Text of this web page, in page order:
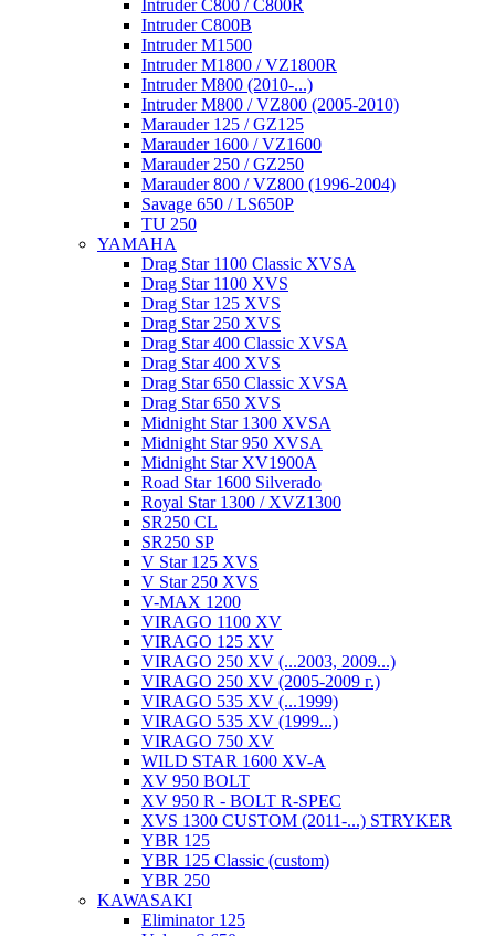
Intruder C800 / C800R
Intruder C800B
Intruder M1500
Intruder M1800 / VZ1800R
Intruder M800 (2010-...)
Intruder M800 / VZ800 (2005-2010)
Marauder 125 / GZ125
Marauder 1600 / VZ1600
Marauder 250 / GZ250
Marauder 800 / VZ800 (1996-2004)
Savage 650 / LS650P
TU 250
YAMAHA
Drag Star 1100 Classic XVSA
Drag Star 1100 XVS
Drag Star 125 XVS
Drag Star 250 XVS
Drag Star 400 Classic XVSA
Drag Star 400 XVS
Drag Star 650 Classic XVSA
Drag Star 650 XVS
Midnight Star 1300 XVSA
Midnight Star 950 XVSA
Midnight Star XV1900A
Road Star 1600 Silverado
Royal Star 1300 / XVZ1300
SR250 CL
SR250 SP
V Star 125 XVS
V Star 250 XVS
V-MAX 1200
VIRAGO 1100 XV
VIRAGO 125 XV
VIRAGO 250 XV (...2003, 2009...)
VIRAGO 250 XV (2005-2009 г.)
VIRAGO 535 XV (...1999)
VIRAGO 535 XV (1999...)
VIRAGO 750 XV
WILD STAR 1600 XV-A
XV 950 BOLT
XV 950 R - BOLT R-SPEC
XVS 1300 CUSTOM (2011-...) STRYKER
YBR 125
YBR 125 Classic (custom)
YBR 250
KAWASAKI
Eliminator 125